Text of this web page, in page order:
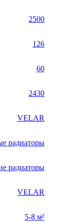
2500
126
60
2430
VELAR
радиаторы
радиаторы
VELAR
5-8 м²